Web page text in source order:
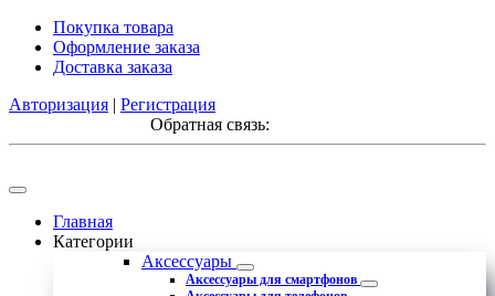
Покупка товара
Оформление заказа
Доставка заказа
Авторизация | Регистрация
Обратная связь:
Главная
Категории
Аксессуары
Аксессуары для смартфонов